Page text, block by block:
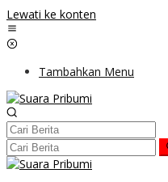
Lewati ke konten
Tambahkan Menu